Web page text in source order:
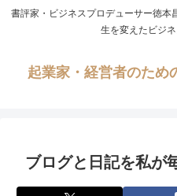
書評家・ビジネスプロデューサー徳
生を変えたビジ
起業家・経営者のため
ブログと日記を私が